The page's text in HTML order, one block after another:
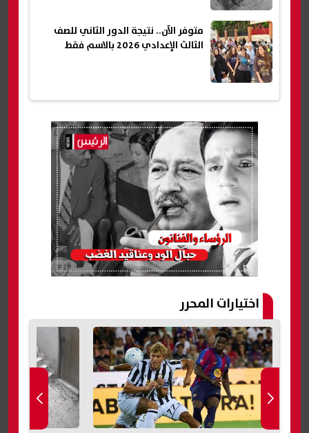
متوفر الآن.. نتيجة الدور الثاني للصف
الثالث الإعدادي 2026 بالاسم فقط
اختيارات المحرر